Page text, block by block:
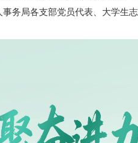
务局各支部党员代表、大学生